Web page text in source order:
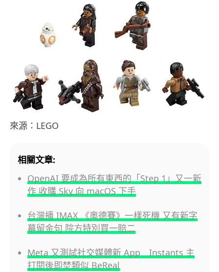
來源：LEGO
相關文章:
OpenAI 要成為所有東西的「Step 1」又一新
作 收購 Sky 向 macOS 下手
台灣播 IMAX 《奧德賽》一樣死機 又有新字
幕留金句 院方特別買一賠二
Meta 又測試社交媒體新 App Instants 主
打閱後即焚類似 BeReal